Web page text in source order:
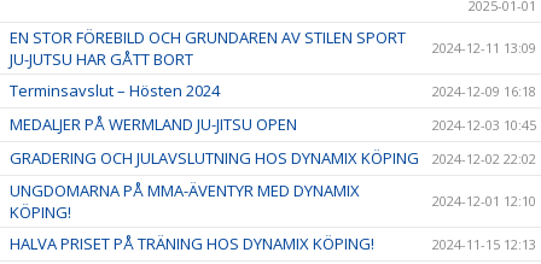
2025-01-01
EN STOR FÖREBILD OCH GRUNDAREN AV STILEN SPORT
JU-JUTSU HAR GÅTT BORT
2024-12-11 13:09
Terminsavslut – Hösten 2024 2024-12-09 16:18
MEDALJER PÅ WERMLAND JU-JITSU OPEN 2024-12-03 10:45
GRADERING OCH JULAVSLUTNING HOS DYNAMIX KÖPING 2024-12-02 22:02
UNGDOMARNA PÅ MMA-ÄVENTYR MED DYNAMIX
KÖPING!
2024-12-01 12:10
HALVA PRISET PÅ TRÄNING HOS DYNAMIX KÖPING! 2024-11-15 12:13